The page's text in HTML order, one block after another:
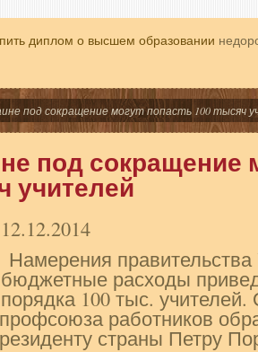
диплом о высшем образовании
под сокращение могут попасть 100 тысяч
под сокращение
учителей
12.12.2014
Намерения
бюджетные расходы
порядка 100 тыс.
работников
страны Петру